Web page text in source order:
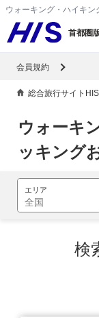
ウォーキング・ハイキ
首都圏
会員規約
総合旅行サイトHIS
ウォーキ
ッキング
検